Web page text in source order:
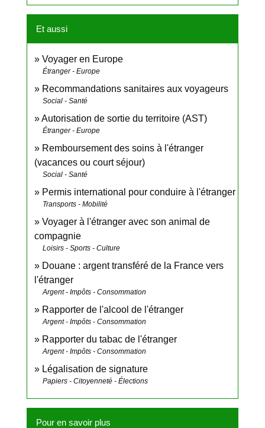
Et aussi
Voyager en Europe
Étranger - Europe
Recommandations sanitaires aux voyageurs
Social - Santé
Autorisation de sortie du territoire (AST)
Étranger - Europe
Remboursement des soins à l'étranger
(vacances ou court séjour)
Social - Santé
Permis international pour conduire à l'étranger
Transports - Mobilité
Voyager à l'étranger avec son animal de
compagnie
Loisirs - Sports - Culture
Douane : argent transféré de la France vers
l'étranger
Argent - Impôts - Consommation
Rapporter de l'alcool de l'étranger
Argent - Impôts - Consommation
Rapporter du tabac de l'étranger
Argent - Impôts - Consommation
Légalisation de signature
Papiers - Citoyenneté - Élections
Pour en savoir plus